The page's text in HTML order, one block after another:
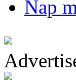
Nap